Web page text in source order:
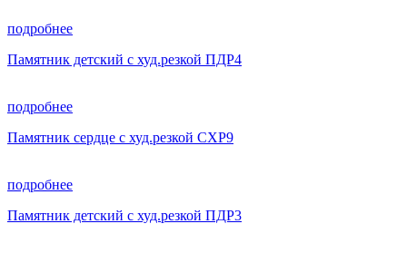
подробнее
Памятник детский с худ.резкой ПДР4
подробнее
Памятник сердце с худ.резкой СХР9
подробнее
Памятник детский с худ.резкой ПДР3